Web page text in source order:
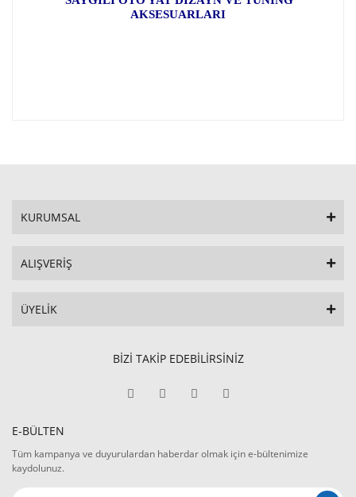
AKSESUARLARI
KURUMSAL
ALIŞVERİŞ
ÜYELİK
BİZİ TAKİP EDEBİLİRSİNİZ
E-BÜLTEN
Tüm kampanya ve duyurulardan haberdar olmak için e-bültenimize
kaydolunuz.